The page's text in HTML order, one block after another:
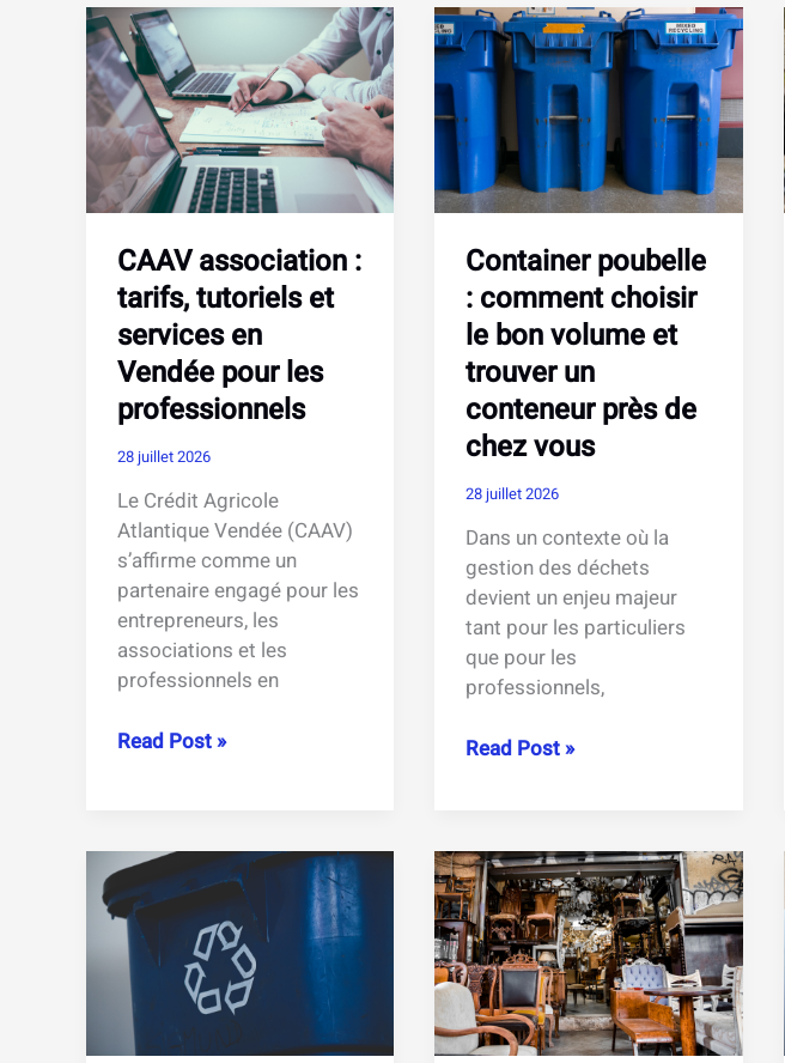
:
décryptage
du
terme
en
logistique
et
maritime
contrôle
technique
indispensables
en
sécurité
chantier
CAAV association :
tarifs, tutoriels et
services en
Vendée pour les
professionnels
28 juillet 2026
Le Crédit Agricole
Atlantique Vendée (CAAV)
s’affirme comme un
partenaire engagé pour les
entrepreneurs, les
associations et les
professionnels en
CAAV
tutoriels
et
services
en
Vendée
pour
les
Read Post »
Container poubelle
: comment choisir
le bon volume et
trouver un
conteneur près de
chez vous
28 juillet 2026
Dans un contexte où la
gestion des déchets
devient un enjeu majeur
tant pour les particuliers
que pour les
professionnels,
Container
choisir
le
bon
volume
et
trouver
un
Read Post »